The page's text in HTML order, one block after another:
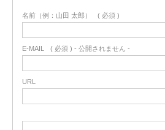
名前（例：山田 太郎） ( 必須 )
E-MAIL ( 必須 ) - 公開されません -
URL